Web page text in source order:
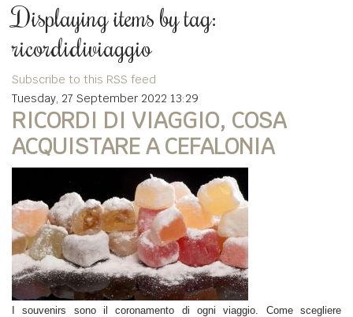
Displaying items by tag:
ricordidiviaggio
Subscribe to this RSS feed
Tuesday, 27 September 2022 13:29
RICORDI DI VIAGGIO, COSA
ACQUISTARE A CEFALONIA
I souvenirs sono il coronamento di ogni viaggio. Come scegliere